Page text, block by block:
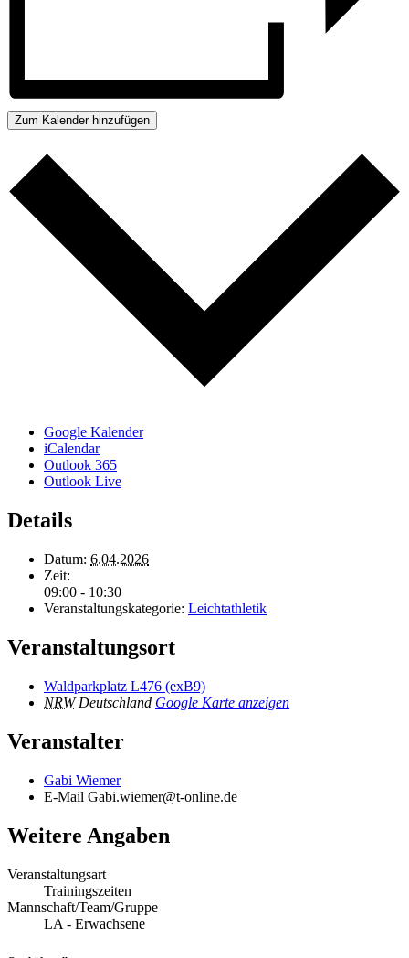
Zum Kalender hinzufügen
Google Kalender
iCalendar
Outlook 365
Outlook Live
Details
Datum: 6.04.2026
Zeit:
09:00 - 10:30
Veranstaltungskategorie: Leichtathletik
Veranstaltungsort
Waldparkplatz L476 (exB9)
NRW Deutschland Google Karte anzeigen
Veranstalter
Gabi Wiemer
E-Mail Gabi.wiemer@t-online.de
Weitere Angaben
Veranstaltungsart
Trainingszeiten
Mannschaft/Team/Gruppe
LA - Erwachsene